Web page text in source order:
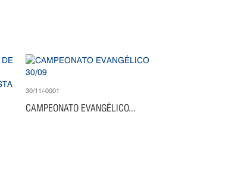
30/11/-0001
CAMPEONATO EVANGÉLICO...